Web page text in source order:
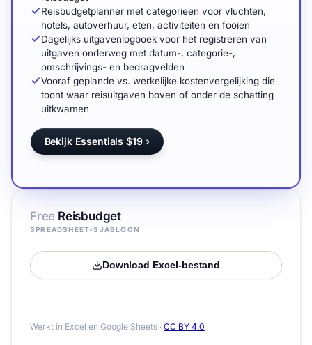
Free Reisbudget
SPREADSHEET-SJABLOON
Download Excel-bestand
Werkt in Excel en Google Sheets · CC BY 4.0
Reisbudgetplanner met categorieen voor vluchten,
hotels, autoverhuur, eten, activiteiten en fooien
Dagelijks uitgavenlogboek voor het registreren van
uitgaven onderweg met datum-, categorie-,
omschrijvings- en bedragvelden
Vooraf geplande vs. werkelijke kostenvergelijking die
toont waar reisuitgaven boven of onder de schatting
uitkwamen
Bekijk Essentials $19 ›